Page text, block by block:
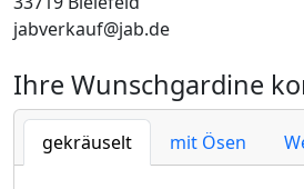
jabverkauf@jab.de
Ihre Wunschgardine
gekräuselt mit Ösen